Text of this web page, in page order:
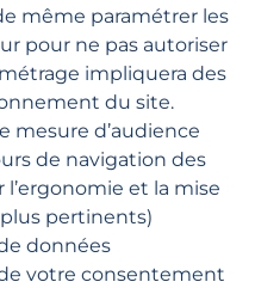
experts
France, les équipes
l’organisation de
adaptée auprès de
même paramétrer les
pour ne pas autoriser
impliquera des
du site.
mesure d’audience
de navigation des
et la mise
pertinents)
données
votre consentement